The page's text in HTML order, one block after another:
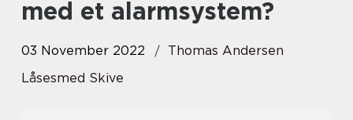
med et alarmsystem?
03 November 2022
Thomas Andersen
Låsesmed Skive